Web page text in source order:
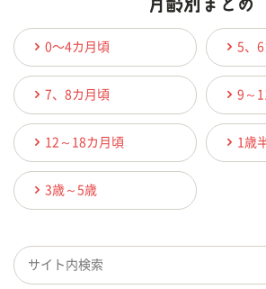
0〜4カ月頃 5、
7、8カ月頃 9～
12～18カ月頃 1歳
3歳～5歳
検索キーワード入力